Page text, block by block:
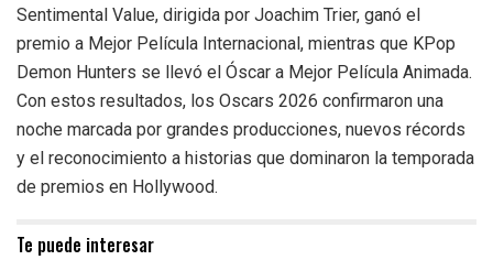
Sentimental Value, dirigida por Joachim Trier, ganó el
premio a Mejor Película Internacional, mientras que KPop
Demon Hunters se llevó el Óscar a Mejor Película Animada.
Con estos resultados, los Oscars 2026 confirmaron una
noche marcada por grandes producciones, nuevos récords
y el reconocimiento a historias que dominaron la temporada
de premios en Hollywood.
Te puede interesar